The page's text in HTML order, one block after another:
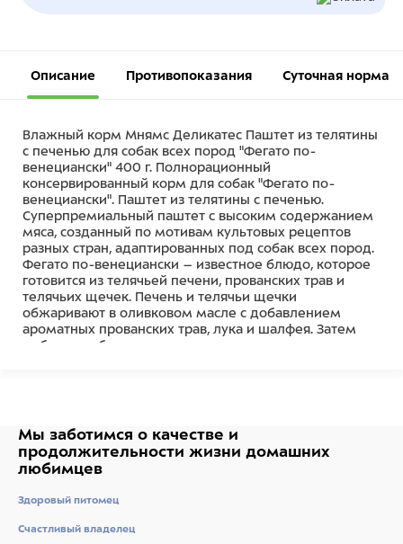
Описание Противопоказания Суточная норма
Влажный корм Мнямс Деликатес Паштет из телятины
с печенью для собак всех пород "Фегато по-
венециански" 400 г. Полнорационный
консервированный корм для собак "Фегато по-
венециански". Паштет из телятины с печенью.
Суперпремиальный паштет с высоким содержанием
мяса, созданный по мотивам культовых рецептов
разных стран, адаптированных под собак всех пород.
Фегато по-венециански – известное блюдо, которое
готовится из телячьей печени, прованских трав и
телячьих щечек. Печень и телячьи щечки
обжаривают в оливковом масле с добавлением
ароматных прованских трав, лука и шалфея. Затем
добавляют белое вино и, постоянно помешивая,
Без искусственных красителей и ароматизаторов
Без сои и гмо
Без консервантов
Состав
Мы заботимся о качестве и
продолжительности жизни домашних
любимцев
Здоровый питомец
Счастливый владелец